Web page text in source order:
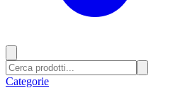
Categorie